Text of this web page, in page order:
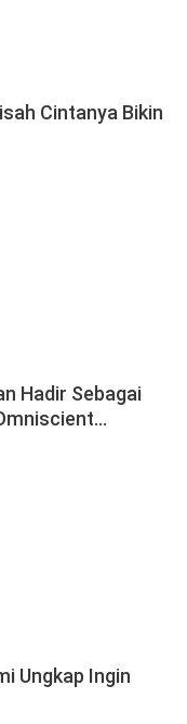
Cintanya Bikin
Hadir Sebagai
Ungkap Ingin